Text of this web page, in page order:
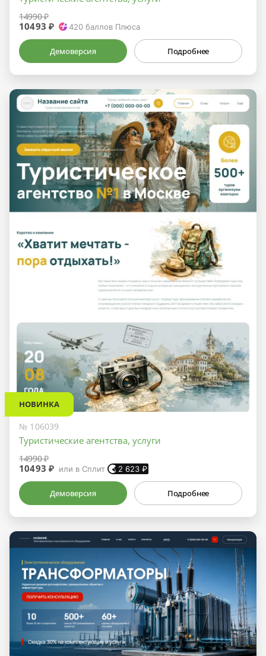
14990 ₽
10493 ₽ 420 баллов Плюса
Демоверсия Подробнее
НОВИНКА
№ 106039
Туристические агентства, услуги
14990 ₽
10493 ₽ или в Сплит 2 623 ₽
Демоверсия Подробнее